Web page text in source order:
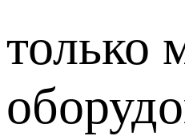
только